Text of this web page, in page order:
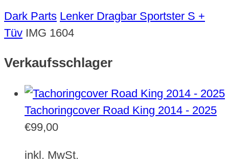
Dark Parts Lenker Dragbar Sportster S +
Tüv IMG 1604
Verkaufsschlager
Tachoringcover Road King 2014 - 2025
€99,00
inkl. MwSt.